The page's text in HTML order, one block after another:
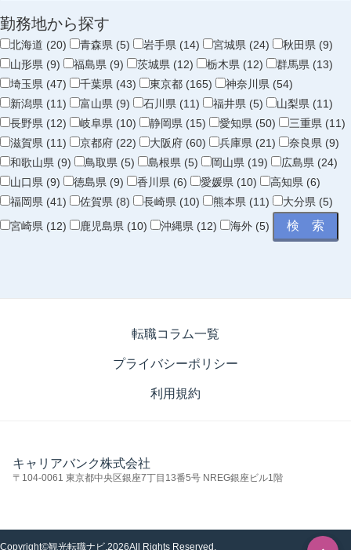
勤務地から探す
北海道 (20) 青森県 (5) 岩手県 (14) 宮城県 (24)
秋田県 (9)
山形県 (9)
福島県 (9) 茨城県 (12) 栃木県 (12)
群馬県 (13)
埼玉県 (47)
千葉県 (43) 東京都 (165)
神奈川県 (54)
新潟県 (11)
富山県 (9) 石川県 (11) 福井県 (5)
山梨県 (11)
長野県 (12)
岐阜県 (10) 静岡県 (15) 愛知県 (50)
三重県 (11)
滋賀県 (11)
京都府 (22) 大阪府 (60) 兵庫県 (21)
奈良県 (9)
和歌山県 (9)
鳥取県 (5) 島根県 (5) 岡山県 (19)
広島県 (24)
山口県 (9)
徳島県 (9) 香川県 (6) 愛媛県 (10)
高知県 (6)
福岡県 (41)
佐賀県 (8) 長崎県 (10) 熊本県 (11)
大分県 (5)
宮崎県 (12)
鹿児島県 (10) 沖縄県 (12) 海外 (5)
転職コラム一覧
プライバシーポリシー
利用規約
キャリアバンク株式会社
〒104-0061 東京都中央区銀座7丁目13番5号 NREG銀座ビル1階
Copyright©観光転職ナビ,2026All Rights Reserved.